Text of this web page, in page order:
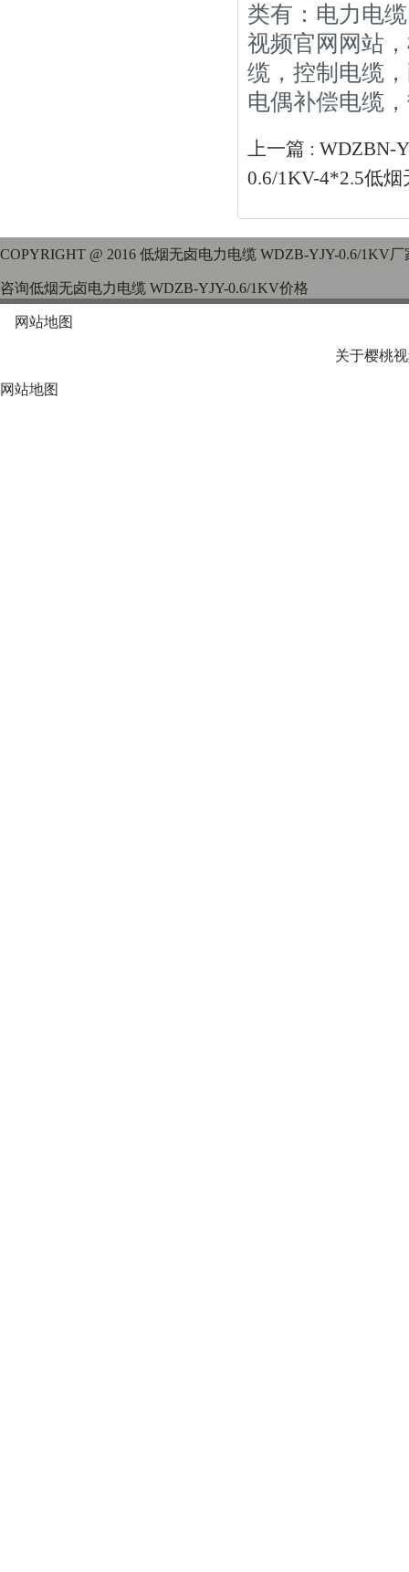
类有：电力电
视频官网网站
缆，控制电缆
电偶补偿电缆
上一篇 : WDZBN-
0.6/1KV-4*2.5低烟
COPYRIGHT @ 2016 低烟无卤电力电缆 WDZB-YJY-0.6/
咨询低烟无卤电力电缆 WDZB-YJY-0.6/1KV价格
网站地图
关于樱桃
网站地图